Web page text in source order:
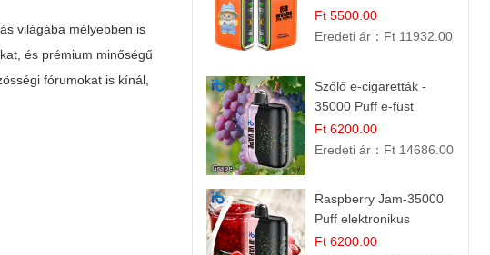
világába mélyebben is
és prémium minőségű
fórumokat is kínál,
000 befújás
Ft 5500.00
Eredeti ár： Ft 11932.00
Szőlő e-cigaretták -
35000 Puff e-füst
Ft 6200.00
Eredeti ár： Ft 14686.00
Raspberry Jam-35000
Puff elektronikus
cigaretta (Ibvape Bar)
Ft 6200.00